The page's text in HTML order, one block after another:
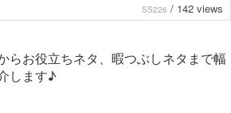
SS226 / 142 views
らお役立ちネタ、暇つぶしネタまで幅
します♪